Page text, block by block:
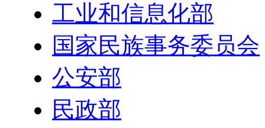
工业和信息化部
国家民族事务委员会
公安部
民政部